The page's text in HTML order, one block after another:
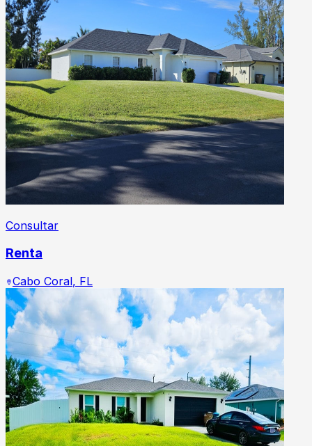
Consultar
Renta
Cabo Coral, FL